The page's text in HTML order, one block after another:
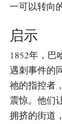
一可以转向
启示
1852年，巴
遇刺事件的
祂的指控者
震惊。他们
拥挤的街道